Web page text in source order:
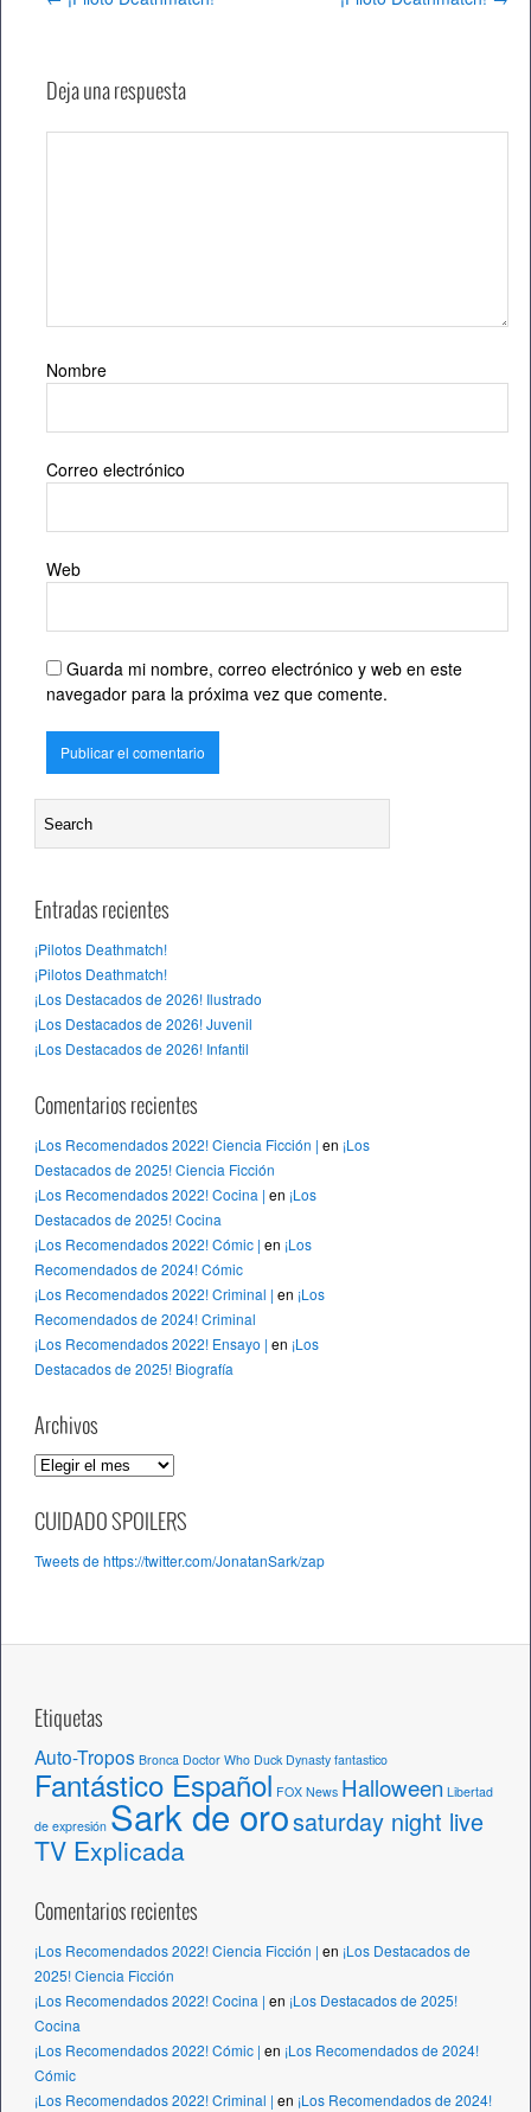
Deja una respuesta
Nombre
Correo electrónico
Web
Guarda mi nombre, correo electrónico y web en este
navegador para la próxima vez que comente.
Entradas recientes
¡Pilotos Deathmatch!
¡Pilotos Deathmatch!
¡Los Destacados de 2026! Ilustrado
¡Los Destacados de 2026! Juvenil
¡Los Destacados de 2026! Infantil
Comentarios recientes
¡Los Recomendados 2022! Ciencia Ficción | en ¡Los
Destacados de 2025! Ciencia Ficción
¡Los Recomendados 2022! Cocina | en ¡Los
Destacados de 2025! Cocina
¡Los Recomendados 2022! Cómic | en ¡Los
Recomendados de 2024! Cómic
¡Los Recomendados 2022! Criminal | en ¡Los
Recomendados de 2024! Criminal
¡Los Recomendados 2022! Ensayo | en ¡Los
Destacados de 2025! Biografía
Archivos
A
c
i
CUIDADO SPOILERS
Tweets de https://twitter.com/JonatanSark/zap
Etiquetas
Auto-Tropos Bronca Doctor Who Duck Dynasty fantastico
Fantástico Español FOX News Halloween Libertad
de expresión Sark de orosaturday night live
TV Explicada
Comentarios recientes
¡Los Recomendados 2022! Ciencia Ficción | en ¡Los Destacados de
2025! Ciencia Ficción
¡Los Recomendados 2022! Cocina | en ¡Los Destacados de 2025!
Cocina
¡Los Recomendados 2022! Cómic | en ¡Los Recomendados de 2024!
Cómic
¡Los Recomendados 2022! Criminal | en ¡Los Recomendados de 2024!